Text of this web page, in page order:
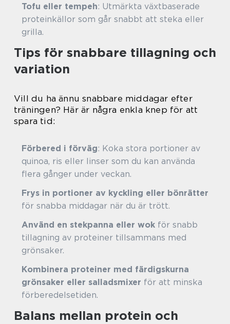
Tofu eller tempeh: Utmärkta växtbaserade
proteinkällor som går snabbt att steka eller
grilla.
Tips för snabbare tillagning och
variation
Vill du ha ännu snabbare middagar efter
träningen? Här är några enkla knep för att
spara tid:
Förbered i förväg: Koka stora portioner av
quinoa, ris eller linser som du kan använda
flera gånger under veckan.
Frys in portioner av kyckling eller bönrätter
för snabba middagar när du är trött.
Använd en stekpanna eller wok för snabb
tillagning av proteiner tillsammans med
grönsaker.
Kombinera proteiner med färdigskurna
grönsaker eller salladsmixer för att minska
förberedelsetiden.
Balans mellan protein och